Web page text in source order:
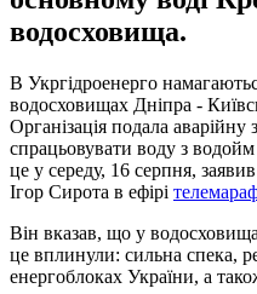
водосховища.
В Укргідроенерго
водосховищах Дніпра -
Організація подала
спрацьовувати воду з
це у середу, 16 серпня,
Ігор Сирота в ефірі
Він вказав, що у
це вплинули: сильна спека,
енергоблоках України, а